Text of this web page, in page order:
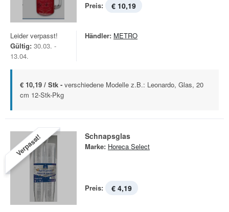
Preis: € 10,19
Leider verpasst!
Gültig: 30.03. -
13.04.
Händler: METRO
€ 10,19 / Stk - verschiedene Modelle z.B.: Leonardo, Glas, 20
cm 12-Stk-Pkg
Verpasst! Schnapsglas
Marke: Horeca Select
Preis: € 4,19